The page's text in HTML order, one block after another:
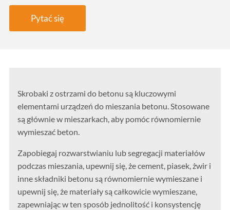
Pytać się
Skrobaki z ostrzami do betonu są kluczowymi
elementami urządzeń do mieszania betonu. Stosowane
są głównie w mieszarkach, aby pomóc równomiernie
wymieszać beton.
Zapobiegaj rozwarstwianiu lub segregacji materiałów
podczas mieszania, upewnij się, że cement, piasek, żwir i
inne składniki betonu są równomiernie wymieszane i
upewnij się, że materiały są całkowicie wymieszane,
zapewniając w ten sposób jednolitość i konsystencję